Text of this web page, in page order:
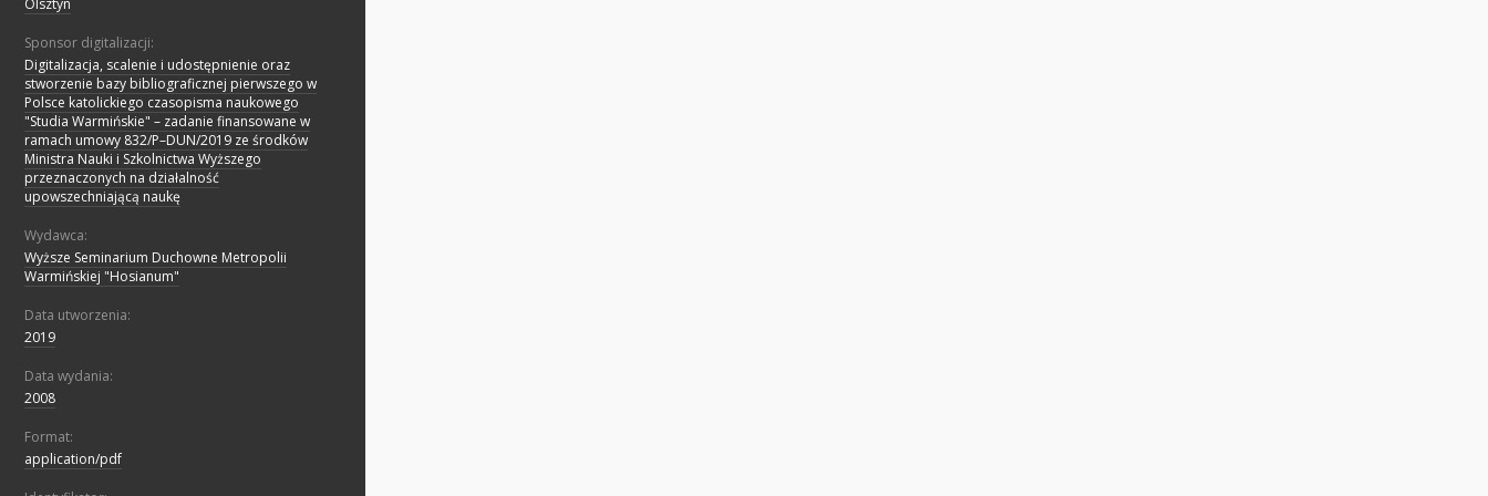
Olsztyn
Sponsor digitalizacji:
Digitalizacja, scalenie i udostępnienie oraz
stworzenie bazy bibliograficznej pierwszego w
Polsce katolickiego czasopisma naukowego
"Studia Warmińskie" – zadanie finansowane w
ramach umowy 832/P–DUN/2019 ze środków
Ministra Nauki i Szkolnictwa Wyższego
przeznaczonych na działalność
upowszechniającą naukę
Wydawca:
Wyższe Seminarium Duchowne Metropolii
Warmińskiej "Hosianum"
Data utworzenia:
2019
Data wydania:
2008
Format:
application/pdf